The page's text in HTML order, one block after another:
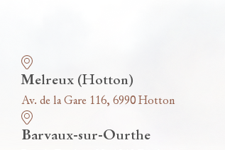
Melreux (Hotton)
Av. de la Gare 116, 6990 Hotton
Barvaux-sur-Ourthe